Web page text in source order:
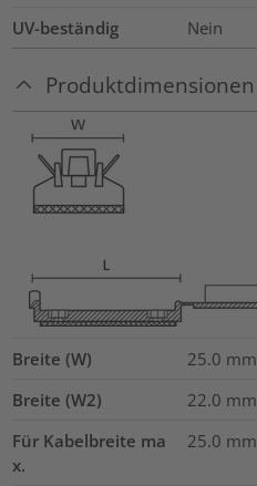
UV-beständig
Nein
Produktdimensionen
Breite (W) 25.0 mm
Breite (W2)
22.0 mm
Für Kabelbreite ma
x.
25.0 mm